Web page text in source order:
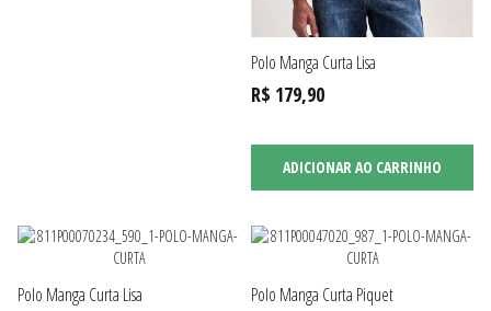
Polo Manga Curta Lisa
R$ 179,90
ADICIONAR AO CARRINHO
Polo Manga Curta Lisa Polo Manga Curta Piquet